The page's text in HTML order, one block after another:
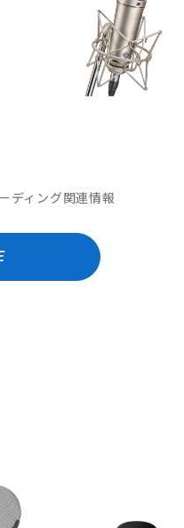
ディング関連情報